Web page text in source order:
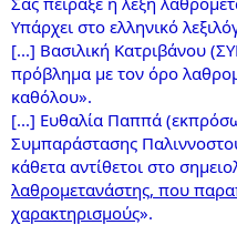
Υπάρχει στο ελληνικό
[...] Βασιλική Κατριβάνου
πρόβλημα με τον όρο
καθόλου».
[...] Ευθαλία Παππά
Συμπαράστασης
κάθετα αντίθετοι στο
λαθρομετανάστης, που
χαρακτηρισμούς».